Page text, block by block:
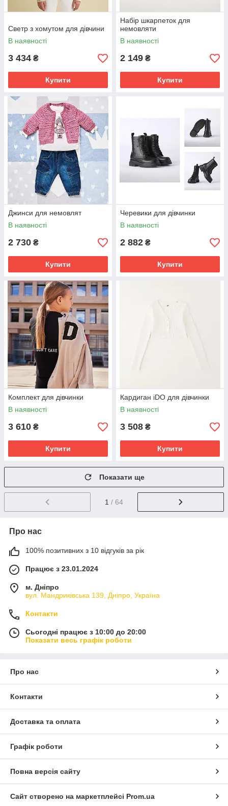
Светр з хомутом для дівчини
В наявності
3 434 ₴
Купити
Набір шкарпеток для
немовляти
В наявності
2 149 ₴
Купити
Джинси для немовлят
В наявності
2 730 ₴
Купити
Черевики для дівчинки
В наявності
2 882 ₴
Купити
Комплект для дівчинки
В наявності
3 610 ₴
Купити
Кардиган iDO для дівчинки
В наявності
3 508 ₴
Купити
Показати ще
1 / 64
Про нас
100% позитивних з 10 відгуків за рік
Працює з 23.01.2024
м. Дніпро
вул. Мандриківська 139, Дніпро, Україна
Контакти
Сьогодні працює з 10:00 до 20:00
Показати весь графік роботи
Про нас
Контакти
Доставка та оплата
Графік роботи
Повна версія сайту
Сайт створено на маркетплейсі Prom.ua